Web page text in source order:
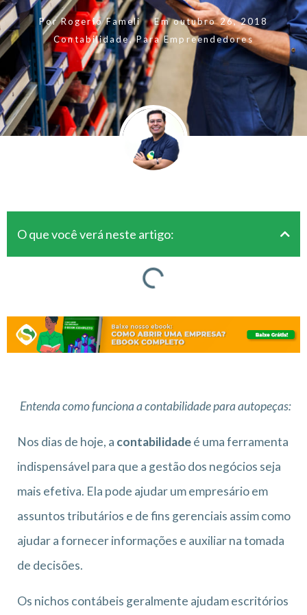
PorRogerio Fameli Em outubro 26, 2018
Contabilidade,Para Empreendedores
O que você verá neste artigo:
Entenda como funciona a contabilidade para autopeças:
Nos dias de hoje, a contabilidadeé uma ferramenta
indispensável para que a gestão dos negócios seja
mais efetiva. Ela pode ajudar um empresário em
assuntos tributários e de fins gerenciais assim como
ajudar a fornecer informações e auxiliar na tomada
de decisões.
Os nichos contábeis geralmente ajudam escritórios